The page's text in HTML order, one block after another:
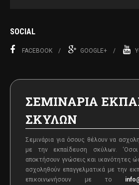
SOCIAL
FACEBOOK GOOGLE+
ΣΕΜΙΝΑΡΙΑ
ΣΚΥΛΩΝ
Σεμινάρια για όσους θέλουν να
με την εκπαίδευση σκύλων. ‘Oσοι
αποκτήσουν γνώσεις και ικανότητες
ασχοληθούν επαγγελματικά με την
επικοινωνήσουν με το